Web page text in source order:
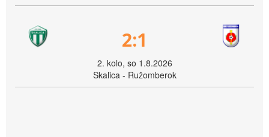
2:1
2. kolo, so 1.8.2026
Skalica - Ružomberok